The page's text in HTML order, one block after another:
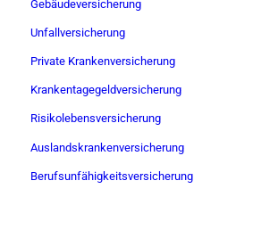
Gebäudeversicherung
Unfallversicherung
Private Krankenversicherung
Krankentagegeldversicherung
Risikolebensversicherung
Auslandskrankenversicherung
Berufsunfähigkeitsversicherung